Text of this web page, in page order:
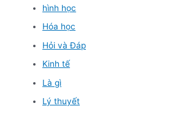
hình học
Hóa học
Hỏi và Đáp
Kinh tế
Là gì
Lý thuyết